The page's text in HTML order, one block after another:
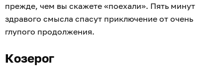
прежде, чем вы скажете «поехали». Пять минут
здравого смысла спасут приключение от очень
глупого продолжения.
Козерог